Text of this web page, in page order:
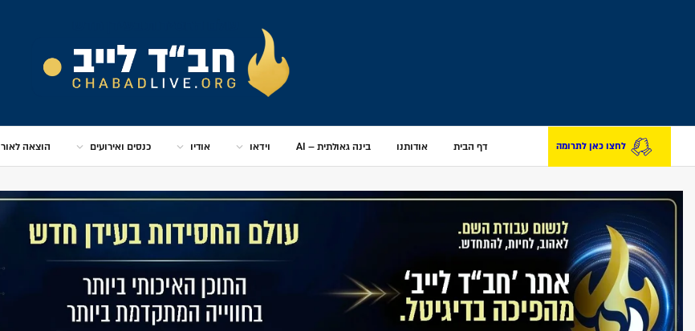
לחצו כאן לתרומה דף הבית אודותנו בינה גאולתית – AI וידאו אודיו כנסים ואירועים הוצאה לאור